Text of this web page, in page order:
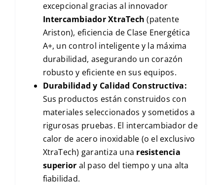
excepcional gracias al innovador
Intercambiador XtraTech (patente
Ariston), eficiencia de Clase Energética
A+, un control inteligente y la máxima
durabilidad, asegurando un corazón
robusto y eficiente en sus equipos.
Durabilidad y Calidad Constructiva:
Sus productos están construidos con
materiales seleccionados y sometidos a
rigurosas pruebas. El intercambiador de
calor de acero inoxidable (o el exclusivo
XtraTech) garantiza una resistencia
superior al paso del tiempo y una alta
fiabilidad.